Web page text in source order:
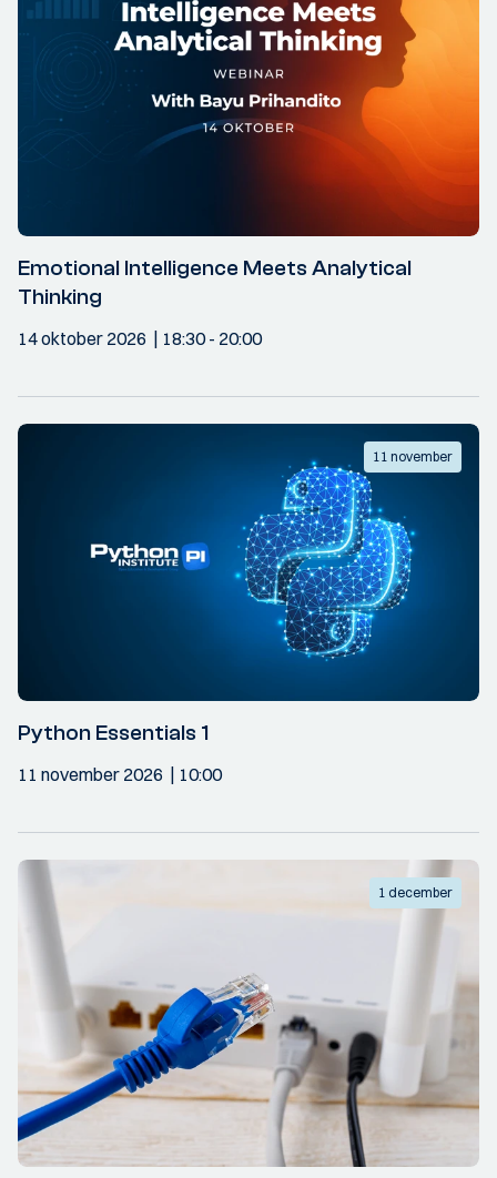
Emotional Intelligence Meets Analytical
Thinking
14 oktober 2026 18:30- 20:00
11 november
Python Essentials 1
11 november 2026 10:00
1 december